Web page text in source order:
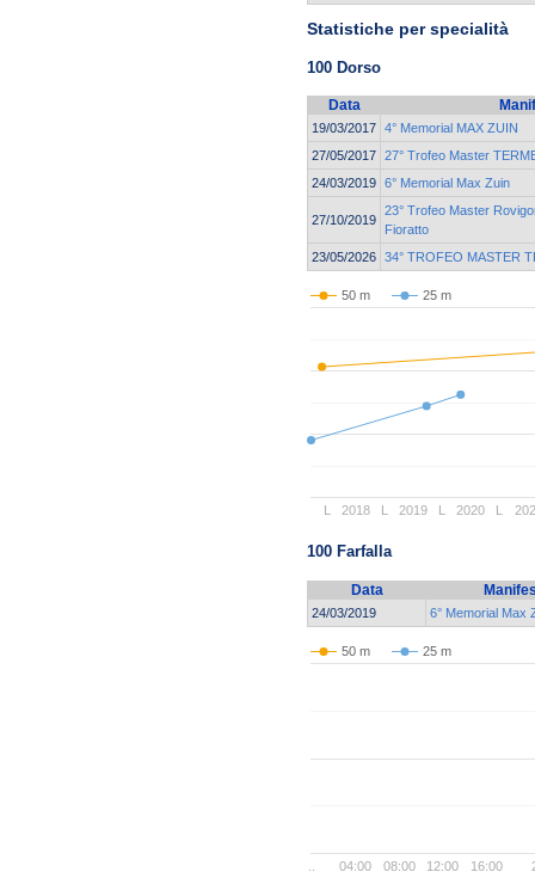
Statistiche per specialità
100 Dorso
Data
19/03/2017 4° Memorial MAX ZUIN
27/05/2017 27° Trofeo Master
24/03/2019 6° Memorial Max Zuin
27/10/2019
23° Trofeo Master
Fioratto
23/05/2026 34° TROFEO MASTER
50 m 25 m
2018 2019 2020
100 Farfalla
Data
24/03/2019 6° Memorial Max
50 m 25 m
04:00 08:00 12:00 16:00